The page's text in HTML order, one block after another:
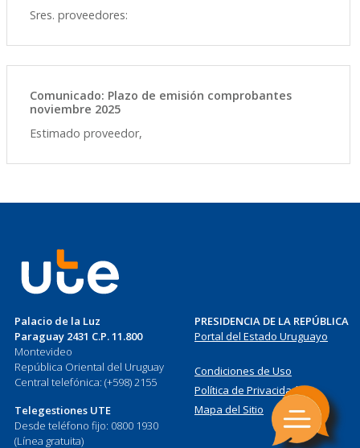
Sres. proveedores:
Comunicado: Plazo de emisión comprobantes
noviembre 2025
Estimado proveedor,
Palacio de la Luz
Paraguay 2431 C.P. 11.800
Montevideo
República Oriental del Uruguay
Central telefónica: (+598) 2155
Telegestiones UTE
Desde teléfono fijo: 0800 1930
(Línea gratuita)
PRESIDENCIA DE LA REPÚBLICA
Portal del Estado Uruguayo
Condiciones de Uso
Política de Privacidad
Mapa del Sitio